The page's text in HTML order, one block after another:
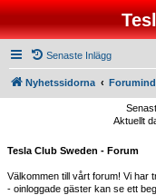
Senaste Inlägg
Nyhetssidorna
Aktuellt
Tesla Club Sweden - Forum
Välkommen till vårt forum! Vi har
- oinloggade gäster kan se ett